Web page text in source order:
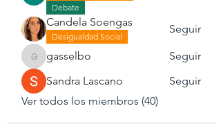
Debate
Candela Soengas
Desigualdad Social
Seguir
gasselbo
gasselbo
Seguir
Sandra Lascano
Seguir
Ver todos los miembros (40)